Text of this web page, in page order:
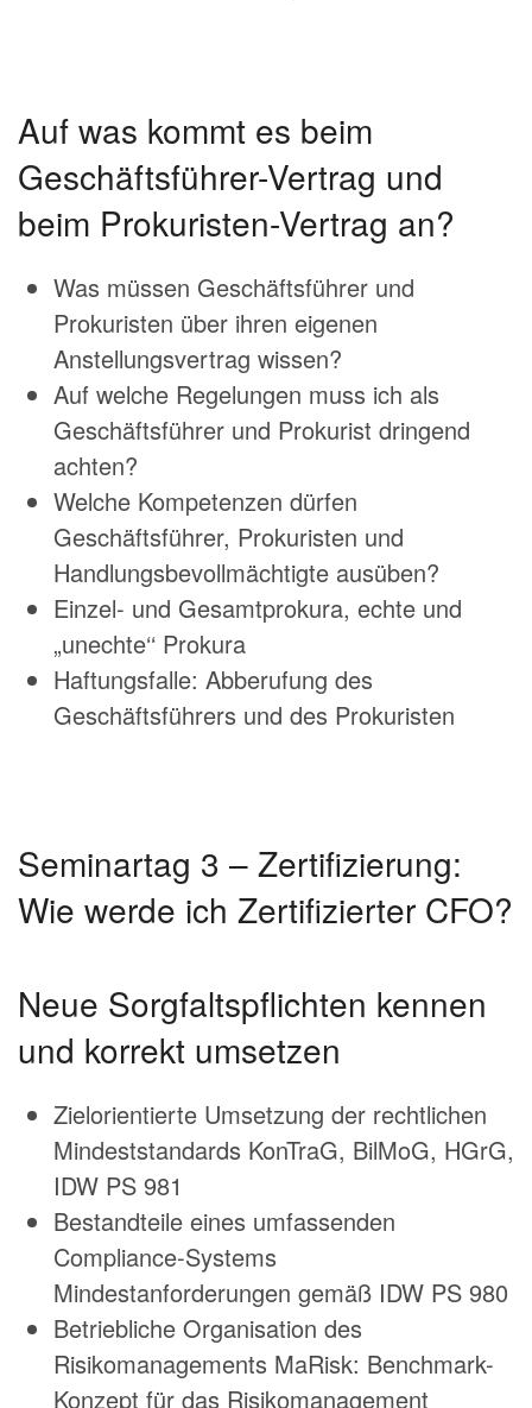
Auf was kommt es beim
Geschäftsführer-Vertrag und
beim Prokuristen-Vertrag an?
Was müssen Geschäftsführer und
Prokuristen über ihren eigenen
Anstellungsvertrag wissen?
Auf welche Regelungen muss ich als
Geschäftsführer und Prokurist dringend
achten?
Welche Kompetenzen dürfen
Geschäftsführer, Prokuristen und
Handlungsbevollmächtigte ausüben?
Einzel- und Gesamtprokura, echte und
„unechte‘‘ Prokura
Haftungsfalle: Abberufung des
Geschäftsführers und des Prokuristen
Seminartag 3 – Zertifizierung:
Wie werde ich Zertifizierter CFO?
Neue Sorgfaltspflichten kennen
und korrekt umsetzen
Zielorientierte Umsetzung der rechtlichen
Mindeststandards KonTraG, BilMoG, HGrG,
IDW PS 981
Bestandteile eines umfassenden
Compliance-Systems
Mindestanforderungen gemäß IDW PS 980
Betriebliche Organisation des
Risikomanagements MaRisk: Benchmark-
Konzept für das Risikomanagement